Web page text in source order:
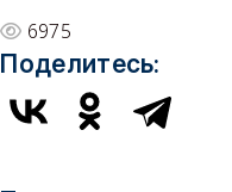
6975
Поделитесь: